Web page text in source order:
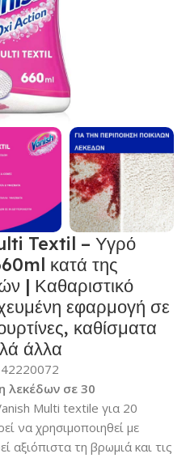
Textil – Υγρό
κατά της
| Καθαριστικό
εφαρμογή σε
καθίσματα
άλλα
λεκέδων σε 30
Multi textile για 20
να χρησιμοποιηθεί με
αξιόπιστα τη βρωμιά και τις